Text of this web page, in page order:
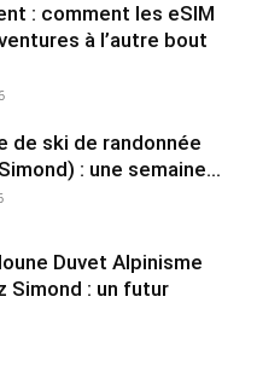
: comment les eSIM
à l’autre bout
de ski de randonnée
: une semaine...
Duvet Alpinisme
Simond : un futur